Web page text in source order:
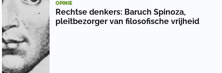
OPINIE
Rechtse denkers: Baruch Spinoza,
pleitbezorger van filosofische vrijheid